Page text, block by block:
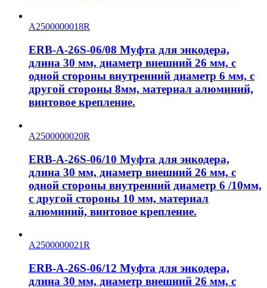
A2500000018R
ERB-A-26S-06/08 Муфта для энкодера,
длина 30 мм, диаметр внешний 26 мм, с
одной стороны внутренний диаметр 6 мм, с
другой стороны 8мм, материал алюминий,
винтовое крепление.
A2500000020R
ERB-A-26S-06/10 Муфта для энкодера,
длина 30 мм, диаметр внешний 26 мм, с
одной стороны внутренний диаметр 6 /10мм,
с другой стороны 10 мм, материал
алюминий, винтовое крепление.
A2500000021R
ERB-A-26S-06/12 Муфта для энкодера,
длина 30 мм, диаметр внешний 26 мм, с